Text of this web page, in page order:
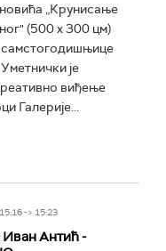
„Крунисање
(500 x 300 цм)
је
виђење
Галерије...
-> 15:23
Иван Антић -